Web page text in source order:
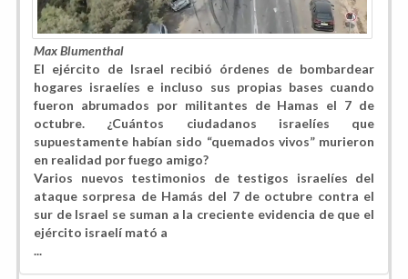
Max Blumenthal
El ejército de Israel recibió órdenes de bombardear
hogares israelíes e incluso sus propias bases cuando
fueron abrumados por militantes de Hamas el 7 de
octubre. ¿Cuántos ciudadanos israelíes que
supuestamente habían sido “quemados vivos” murieron
en realidad por fuego amigo?
Varios nuevos testimonios de testigos israelíes del
ataque sorpresa de Hamás del 7 de octubre contra el
sur de Israel se suman a la creciente evidencia de que el
ejército israelí mató a
...